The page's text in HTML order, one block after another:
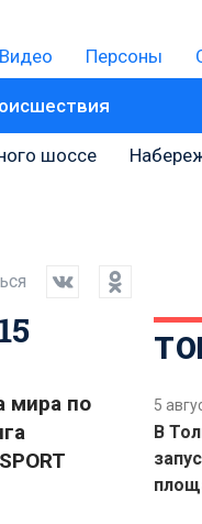
Видео Персоны
шоссе
мира по
5
В